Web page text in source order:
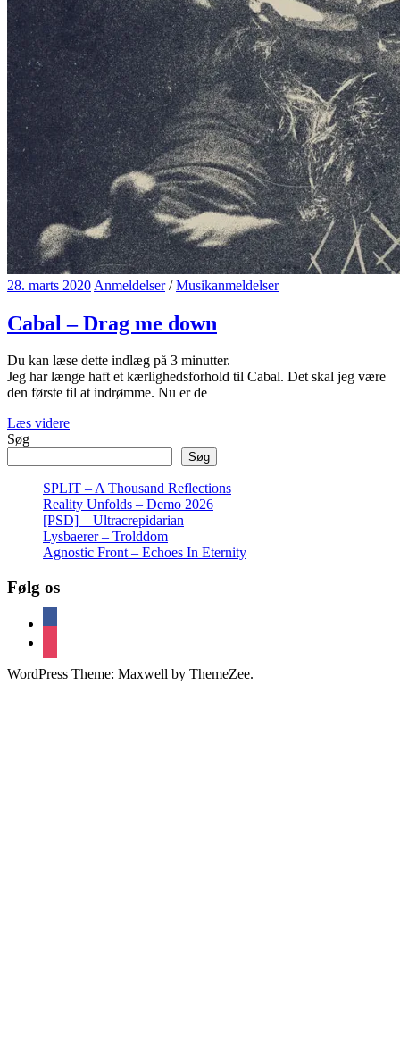
28. marts 2020 Anmeldelser/Musikanmeldelser
Cabal – Drag me down
Du kan læse dette indlæg på 3 minutter.
Jeg har længe haft et kærlighedsforhold til Cabal. Det skal jeg være
den første til at indrømme. Nu er de
Læs videre
Søg
Søg
SPLIT – A Thousand Reflections
Reality Unfolds – Demo 2026
[PSD] – Ultracrepidarian
Lysbaerer – Trolddom
Agnostic Front – Echoes In Eternity
Følg os
WordPress Theme: Maxwell by ThemeZee.